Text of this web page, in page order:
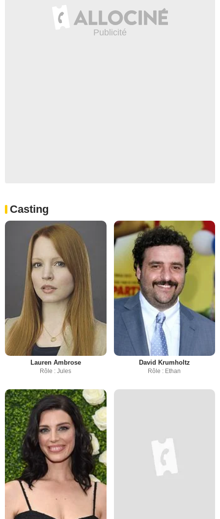
Casting
Lauren Ambrose
Rôle : Jules
David Krumholtz
Rôle : Ethan